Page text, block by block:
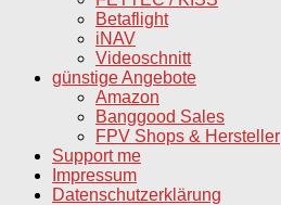
Betaflight
iNAV
Videoschnitt
günstige Angebote
Amazon
Banggood Sales
FPV Shops & Hersteller
Support me
Impressum
Datenschutzerklärung